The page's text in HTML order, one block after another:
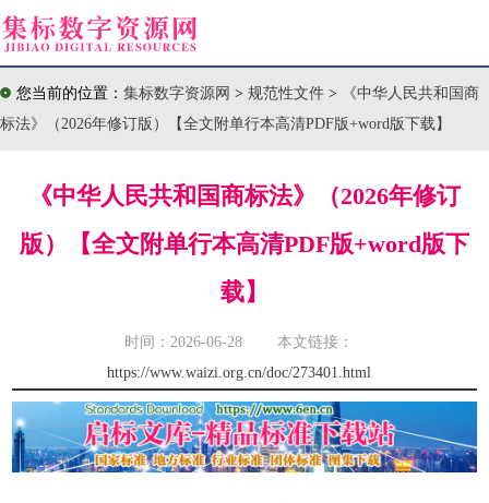
您当前的位置： 集标数字资源网 > 规范性文件 >
《中华人民共和国商
标法》（2026年修订版）【全文附单行本高清PDF版+word版下载】
《中华人民共和国商标法》（2026年修订
版）【全文附单行本高清PDF版+word版下
载】
时间：2026-06-28 本文链接：
https://www.waizi.org.cn/doc/273401.html